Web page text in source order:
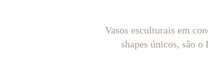
Vasos esculturais em
shapes únicos, são